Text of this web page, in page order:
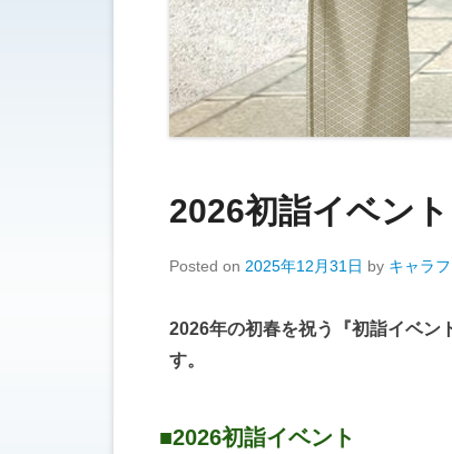
2026初詣イベン
Posted on 2025年12月31日 by キャラ
2026年の初春を祝う『初詣イベン
す。
■2026初詣イベント